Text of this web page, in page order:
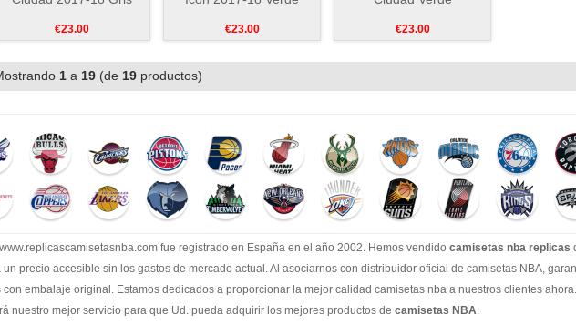
€23.00 €23.00 €23.00
1 a 19 (de 19 productos)
fue registrado en España en el año 2002. Hemos vendido camisetas nba replicas
un precio accesible sin los gastos de mercado actual. Al asociarnos con distribuidor oficial de camisetas NBA,
embalaje original. Estamos dedicados a proporcionar la mejor calidad camisetas nba a nuestros clientes
nuestro mejor servicio para que Ud. pueda adquirir los mejores productos de camisetas NBA.